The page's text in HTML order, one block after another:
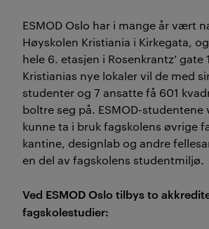
ESMOD Oslo har i mange år vært
Høyskolen Kristiania i Kirkegata,
hele 6. etasjen i Rosenkrantz’ gate
Kristianias nye lokaler vil de med
studenter og 7 ansatte få 601
boltre seg på. ESMOD-studentene
kunne ta i bruk fagskolens øvrige
kantine, designlab og andre
en del av fagskolens studentmiljø.
Ved ESMOD Oslo tilbys to
fagskolestudier: ​